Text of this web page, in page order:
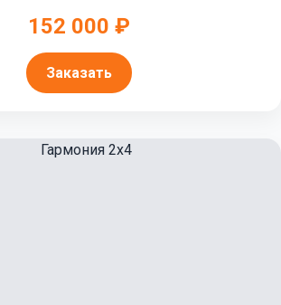
152 000 ₽
Заказать